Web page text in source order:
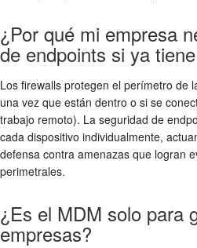
¿Por qué mi empresa
de endpoints si ya
Los firewalls protegen el perímetro de
una vez que están dentro o si se
trabajo remoto). La seguridad de
cada dispositivo individualmente,
defensa contra amenazas que logran
perimetrales.
¿Es el MDM solo para
empresas?